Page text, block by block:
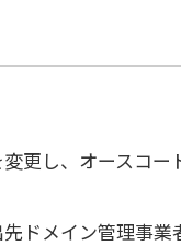
更し、オースコー
ドメイン管理事業